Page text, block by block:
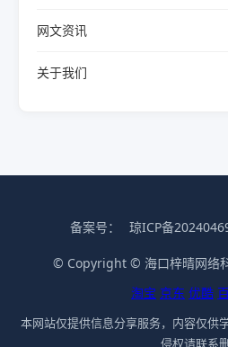
网文资讯
关于我们
备案号： 琼ICP备
© Copyright © 海口梓晴网络
淘宝 京东 优酷
本网站仅提供信息分享服务，内容仅供
侵权请联系